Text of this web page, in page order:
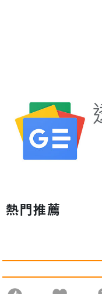
熱門推薦